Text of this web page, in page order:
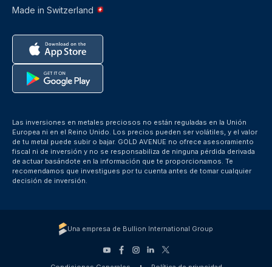
Made in Switzerland
Las inversiones en metales preciosos no están reguladas en la Unión
Europea ni en el Reino Unido. Los precios pueden ser volátiles, y el valor
de tu metal puede subir o bajar. GOLD AVENUE no ofrece asesoramiento
fiscal ni de inversión y no se responsabiliza de ninguna pérdida derivada
de actuar basándote en la información que te proporcionamos. Te
recomendamos que investigues por tu cuenta antes de tomar cualquier
decisión de inversión.
Una empresa de Bullion International Group